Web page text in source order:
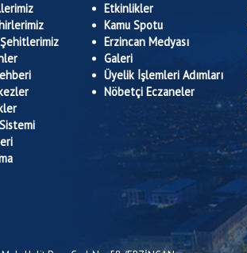
Etkinlikler
Kamu Spotu
Erzincan Medyası
Galeri
Üyelik İşlemleri Adımları
Nöbetçi Eczaneler